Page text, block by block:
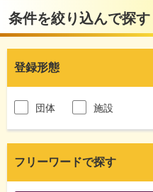
条件を絞り込んで探す
登録形態
団体 施設
フリーワードで探す